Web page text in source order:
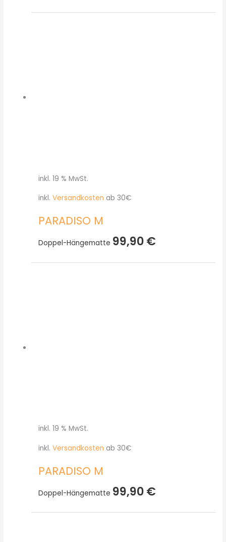
inkl. 19 % MwSt.
inkl. Versandkosten ab 30€
PARADISO M
Doppel-Hängematte 99,90€
inkl. 19 % MwSt.
inkl. Versandkosten ab 30€
PARADISO M
Doppel-Hängematte 99,90€